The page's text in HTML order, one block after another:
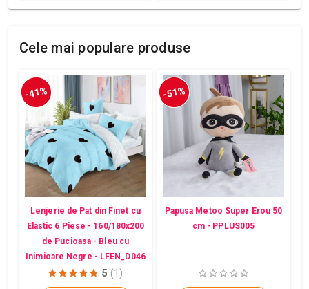
Cele mai populare produse
-41%
Lenjerie de Pat din Finet cu
Elastic 6 Piese - 160/180x200
de Pucioasa - Bleu cu
Inimioare Negre - LFEN_D046
5 (1)
-51%
Papusa Metoo Super Erou 50
cm - PPLUS005